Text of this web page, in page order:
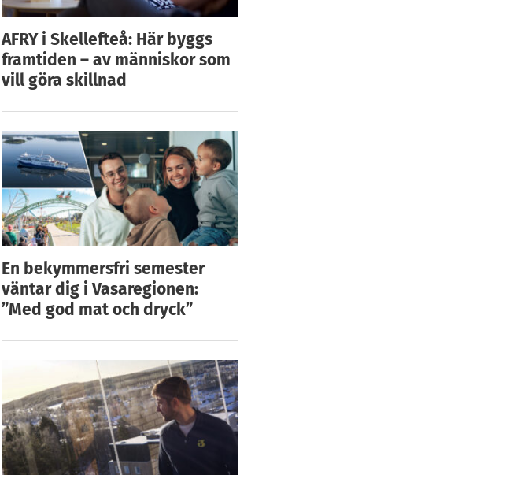
AFRY i Skellefteå: Här byggs
framtiden – av människor som
vill göra skillnad
En bekymmersfri semester
väntar dig i Vasaregionen:
”Med god mat och dryck”